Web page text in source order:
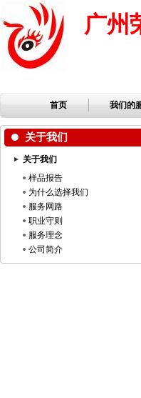
广州
首页 我们的
关于我们
关于我们
样品报告
为什么选择我们
服务网路
职业守则
服务理念
公司简介